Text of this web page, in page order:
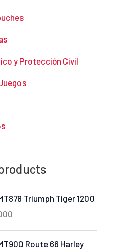
y Protección Civil
Triumph Tiger 1200
Route 66 Harley